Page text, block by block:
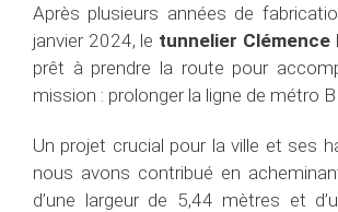
Après plusieurs années de
janvier 2024, le tunnelier Clémence
prêt à prendre la route pour
mission : prolonger la ligne de métro
Un projet crucial pour la ville et ses
nous avons contribué en
d’une largeur de 5,44 mètres et